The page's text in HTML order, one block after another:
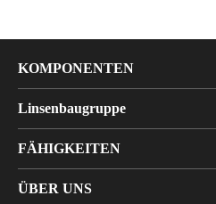
KOMPONENTEN
Linsenbaugruppe
FÄHIGKEITEN
ÜBER UNS